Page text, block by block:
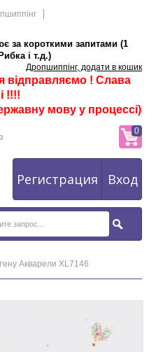
за короткими запитами (1
і т.д.)
Дропшиппінг, додати в кошик
відправляємо ! Слава
!!!!
мову у процессі)
Регистрация Вход
0
Акварели XL7146